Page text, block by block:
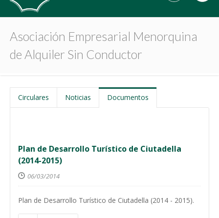
Asociación Empresarial Menorquina
de Alquiler Sin Conductor
Circulares Noticias Documentos
Plan de Desarrollo Turístico de Ciutadella
(2014-2015)
06/03/2014
Plan de Desarrollo Turístico de Ciutadella (2014 - 2015).